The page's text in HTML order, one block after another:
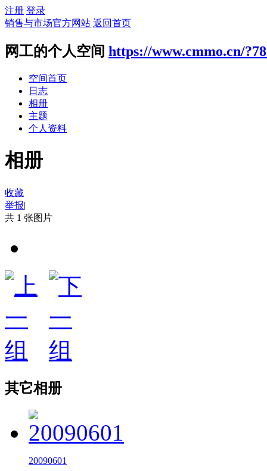
注册 登录
销售与市场官方网站 返回首页
网工的个人空间 https://www.cmmo.cn/
空间首页
日志
相册
主题
个人资料
相册
收藏
举报|
共 1 张图片
其它相册
20090601